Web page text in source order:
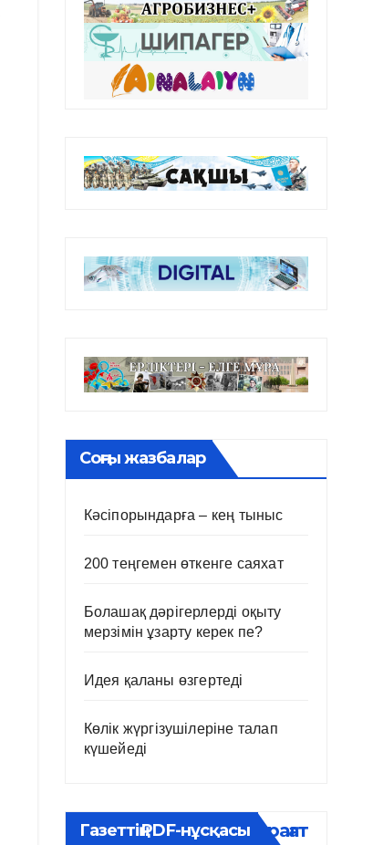
Соңғы жазбалар
Кәсіпорындарға – кең тыныс
200 теңгемен өткенге саяхат
Болашақ дәрігерлерді оқыту
мерзімін ұзарту керек пе?
Идея қаланы өзгертеді
Көлік жүргізушілеріне талап
күшейеді
Газеттің PDF-нұсқасыМұрағат